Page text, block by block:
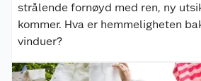
strålende fornøyd med ren, ny
kommer. Hva er hemmeligheten
vinduer?